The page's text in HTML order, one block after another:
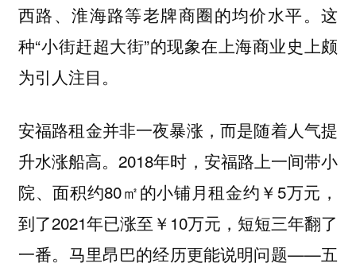
西路、淮海路等老牌商圈的均价水平。这
种“小街赶超大街”的现象在上海商业史上颇
为引人注目。
安福路租金并非一夜暴涨，而是随着人气提
升水涨船高。2018年时，安福路上一间带小
院、面积约80㎡的小铺月租金约￥5万元，
到了2021年已涨至￥10万元，短短三年翻了
一番。马里昂巴的经历更能说明问题——五